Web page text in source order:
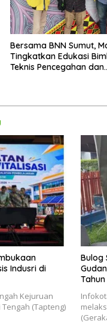
Bersama BNN Sumut,
Tingkatkan Edukasi
Teknis Pencegahan dan
Indusri di
Kejuruan
(Tapteng)
Bulog
Tahun